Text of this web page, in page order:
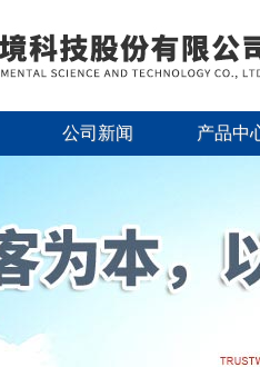
公司新闻 产品中